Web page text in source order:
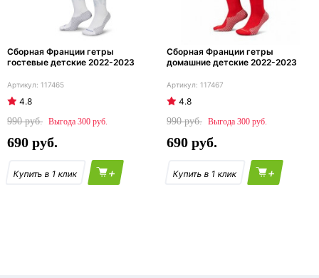
Сборная Франции гетры
гостевые детские 2022-2023
117465
4.8
990
300
690
+
Сборная Франции гетры
домашние детские 2022-2023
117467
4.8
990
300
690
+